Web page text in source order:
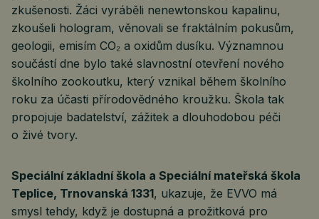
zkušenosti. Žáci vyráběli nenewtonskou kapalinu,
zkoušeli hologram, věnovali se fraktálním pokusům,
geologii, emisím CO₂ a oxidům dusíku. Významnou
součástí dne bylo také slavnostní otevření nového
školního zookoutku, který vznikal během školního
roku za účasti přírodovědného kroužku. Škola tak
propojuje badatelství, zážitek a dlouhodobou péči
o živé tvory.
Speciální základní škola a Speciální mateřská škola
Teplice, Trnovanská 1331, ukazuje, že EVVO má
smysl tehdy, když je dostupná a prožitková pro